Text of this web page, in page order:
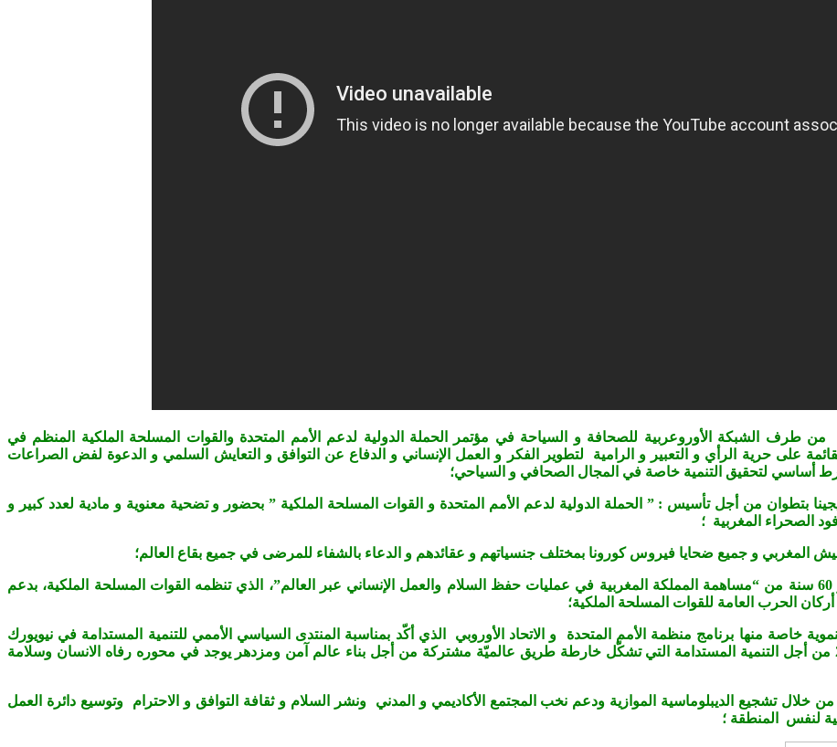
الشبكة الأوروعربية للصحافة و السياحة في مؤتمر الحملة الدولية لدعم الأمم المتحدة والقوات المسلحة الملكية المنظم في
على حرية الرأي و التعبير و الرامية لتطوير الفكر و العمل الإنساني و الدفاع عن التوافق و التعايش السلمي و الدعوة لفض الصراعات
أساسي لتحقيق التنمية خاصة في المجال الصحافي و السياحي؛
الوطني للإعلام أيام 21 و 22 نونبر 2020 بفندق ريجينا بتطوان من أجل تأسيس : ” الحملة الدولية لدعم الأمم المتحدة و القوات المسلحة الملكية ” بحضور و تضحية معنوية و مادية لعدد كبير و
الصحراء المغربية ؛
الجيش المغربي و جميع ضحايا فيروس كورونا بمختلف جنسياتهم و عقائدهم و الدعاء بالشفاء للمرضى في جميع بقاع العالم؛
وأبرز المؤتمر الأهمية الاستراتيجية للجيش المغربي بمناسبة مرور 60 سنة من “مساهمة المملكة المغربية في عمليات حفظ السلام والعمل الإنساني عبر العالم”، الذي تنظمه القوات المسلحة الملكية، بدعم
الحرب العامة للقوات المسلحة الملكية؛
خاصة منها برنامج منظمة الأمم المتحدة و الاتحاد الأوروبي الذي أكّد بمناسبة المنتدى السياسي الأممي للتنمية المستدامة في نيويورك
التزامه بتحقيق ما جاء في جدول أعمال الأمم المتحدة لسنة 2030 من أجل التنمية المستدامة التي تشكّل خارطة طريق عالميّة مشتركة من أجل بناء عالم آمن ومزدهر يوجد في محوره رفاه الانسان وسلامة
تشجيع الديبلوماسية الموازية ودعم نخب المجتمع الأكاديمي و المدني ونشر السلام و ثقافة التوافق و الاحترام وتوسيع دائرة العمل
لنفس المنطقة ؛